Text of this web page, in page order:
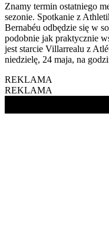
Znamy termin ostatniego
sezonie. Spotkanie z
Bernabéu odbędzie się w
podobnie jak praktycznie
jest starcie Villarrealu z
niedzielę, 24 maja, na
REKLAMA
REKLAMA